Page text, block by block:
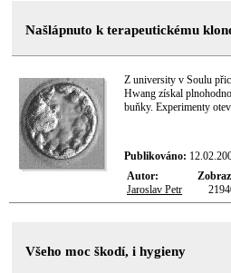
Našlápnuto k terapeutickému
Z university v Soulu
Hwang získal
buňky. Experimenty
Publikováno:
Autor:
Jaroslav Petr
Všeho moc škodí, i hygieny